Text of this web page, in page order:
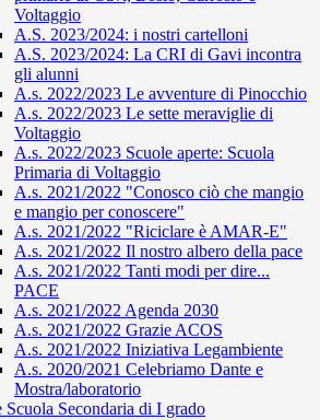
Voltaggio
A.S. 2023/2024: i nostri cartelloni
A.S. 2023/2024: La CRI di Gavi incontra
gli alunni
A.s. 2022/2023 Le avventure di Pinocchio
A.s. 2022/2023 Le sette meraviglie di
Voltaggio
A.s. 2022/2023 Scuole aperte: Scuola
Primaria di Voltaggio
A.s. 2021/2022 "Conosco ciò che mangio
e mangio per conoscere"
A.s. 2021/2022 "Riciclare è AMAR-E"
A.s. 2021/2022 Il nostro albero della pace
A.s. 2021/2022 Tanti modi per dire...
PACE
A.s. 2021/2022 Agenda 2030
A.s. 2021/2022 Grazie ACOS
A.s. 2021/2022 Iniziativa Legambiente
A.s. 2020/2021 Celebriamo Dante e
Mostra/laboratorio
Scuola Secondaria di I grado